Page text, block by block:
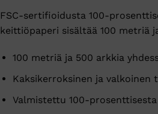
FSC-sertifioidusta 100-
keittiöpaperi sisältää 100 metriä
100 metriä ja 500 arkkia
Kaksikerroksinen ja valkoinen
Valmistettu 100-